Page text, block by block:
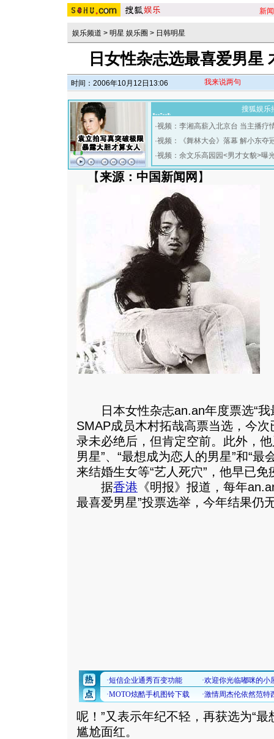
新闻
娱乐频道 > 明星 娱乐圈 > 日韩明星
日女性杂志选最喜爱男星
时间：2006年10月12日13:06 我来说两句
搜狐娱乐
·视频：李湘高薪入北京台 当主播疗
·视频：《舞林大会》落幕 解小东夺
·视频：余文乐高园园<男才女貌>曝
【来源：中国新闻网 】
日本女性杂志an.an年度票选“我
SMAP成员木村拓哉高票当选，今
录未必绝后，但肯定空前。此外，
男星”、“最想成为恋人的男星”和“最
来结婚生女等“艺人死穴”，他早已免
据香港 《明报》报道，每年
最喜爱男星”投票选举，今年结果仍
呢！”又表示年纪不轻，再获选为“
尴尬面红。